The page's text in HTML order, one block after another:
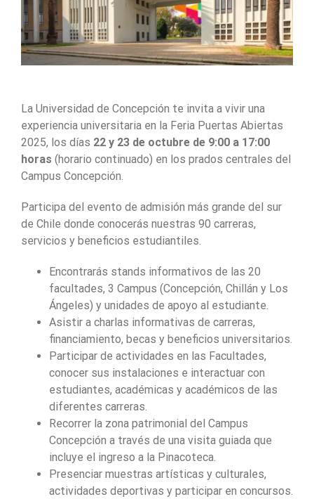
La Universidad de Concepción te invita a vivir una
experiencia universitaria en la Feria Puertas Abiertas
2025, los días 22 y 23 de octubre de 9:00 a 17:00
horas (horario continuado) en los prados centrales del
Campus Concepción.
Participa del evento de admisión más grande del sur
de Chile donde conocerás nuestras 90 carreras,
servicios y beneficios estudiantiles.
Encontrarás stands informativos de las 20
facultades, 3 Campus (Concepción, Chillán y Los
Ángeles) y unidades de apoyo al estudiante.
Asistir a charlas informativas de carreras,
financiamiento, becas y beneficios universitarios.
Participar de actividades en las Facultades,
conocer sus instalaciones e interactuar con
estudiantes, académicas y académicos de las
diferentes carreras.
Recorrer la zona patrimonial del Campus
Concepción a través de una visita guiada que
incluye el ingreso a la Pinacoteca.
Presenciar muestras artísticas y culturales,
actividades deportivas y participar en concursos.